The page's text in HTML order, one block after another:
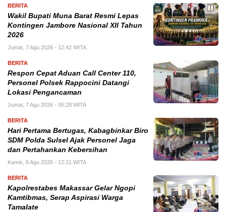
BERITA
Wakil Bupati Muna Barat Resmi Lepas
Kontingen Jambore Nasional XII Tahun
2026
Jumat, 7 Agu 2026 - 12:42 WITA
BERITA
Respon Cepat Aduan Call Center 110,
Personel Polsek Rappocini Datangi
Lokasi Pengancaman
Jumat, 7 Agu 2026 - 06:28 WITA
BERITA
Hari Pertama Bertugas, Kabagbinkar Biro
SDM Polda Sulsel Ajak Personel Jaga
dan Pertahankan Kebersihan
Kamis, 6 Agu 2026 - 12:31 WITA
BERITA
Kapolrestabes Makassar Gelar Ngopi
Kamtibmas, Serap Aspirasi Warga
Tamalate